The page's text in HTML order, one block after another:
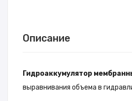
Описание
Гидроаккумулятор
выравнивания объема в